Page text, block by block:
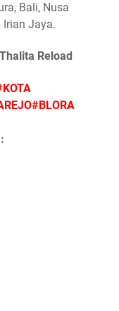
Bali, Nusa
Irian Jaya.
Reload